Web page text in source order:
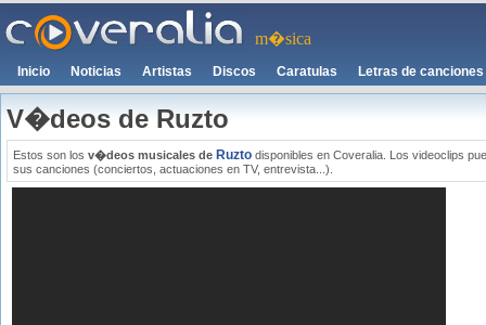
m�sica
Inicio Noticias Artistas Discos Caratulas Letras de canciones
V�deos de Ruzto
Estos son los v�deos musicales de Ruzto disponibles en Coveralia. Los videoclips
sus canciones (conciertos, actuaciones en TV, entrevista...).